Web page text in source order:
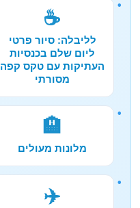
☕
לליבלה: סיור פרטי
ליום שלם בכנסיות
העתיקות עם טקס קפה
מסורתי
🏨
מלונות מעולים
✈️